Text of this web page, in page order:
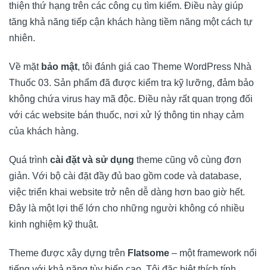
thiện thứ hạng trên các công cụ tìm kiếm. Điều này giúp
tăng khả năng tiếp cận khách hàng tiềm năng một cách tự
nhiên.
Về mặt bảo mật, tôi đánh giá cao Theme WordPress Nhà
Thuốc 03. Sản phẩm đã được kiểm tra kỹ lưỡng, đảm bảo
không chứa virus hay mã độc. Điều này rất quan trọng đối
với các website bán thuốc, nơi xử lý thông tin nhạy cảm
của khách hàng.
Quá trình cài đặt và sử dụng theme cũng vô cùng đơn
giản. Với bộ cài đặt đầy đủ bao gồm code và database,
việc triển khai website trở nên dễ dàng hơn bao giờ hết.
Đây là một lợi thế lớn cho những người không có nhiều
kinh nghiệm kỹ thuật.
Theme được xây dựng trên Flatsome – một framework nổi